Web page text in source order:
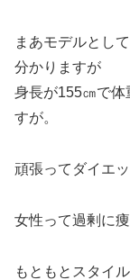
まあモデルとし
分かりますが
身長が155㎝で
すが。
頑張ってダイエ
女性って過剰に
もともとスタイ